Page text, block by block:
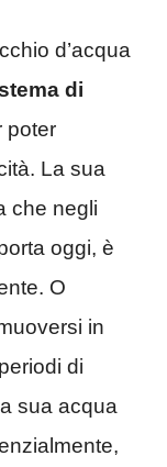
d’acqua
di
poter
La sua
che negli
oggi, è
O
in
di
sua acqua